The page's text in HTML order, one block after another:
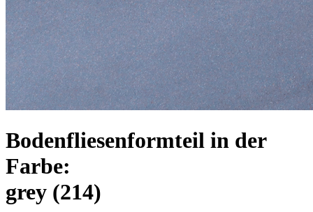
Bodenfliesenformteil in der
Farbe:
grey (214)